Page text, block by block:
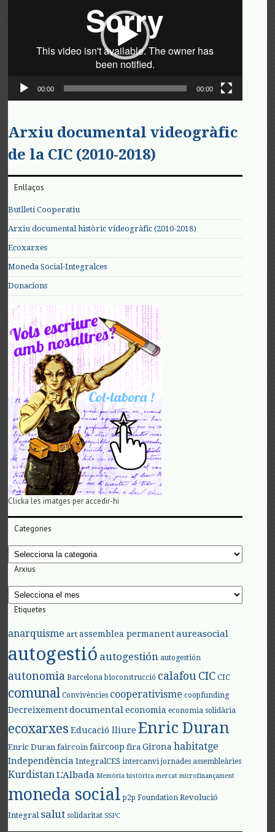
00:00 00:00
Arxiu documental videogràfic
de la CIC (2010-2018)
Enllaços
Butlletí Cooperatiu
Arxiu documental històric videogràfic (2010-2018)
Ecoxarxes
Moneda Social-Integralces
Donacions
Clicka les imatges per accedir-hi
Categories
Categories
Arxius
Arxius
Etiquetes
anarquisme art assemblea permanent aureasocial
autogestió autogestión autogestión
autonomia Barcelona bioconstrucció calafou CIC CIC
comunal Convivències cooperativisme coopfunding
Decreixement documental economia economia solidària
ecoxarxes Educació lliure Enric Duran
Enric Duran faircoin faircoop fira Girona habitatge
Independència IntegralCES intercanvi jornades assembleàries
KurdistanL'Albada Memòria històrica mercat microfinançament
moneda social p2p Foundation Revolució
Integral salut solidaritat SSPC